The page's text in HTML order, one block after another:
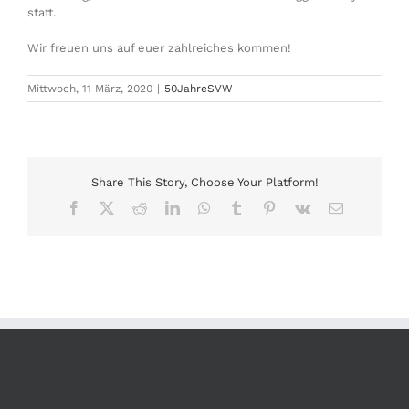
statt.
Wir freuen uns auf euer zahlreiches kommen!
Mittwoch, 11 März, 2020 | 50JahreSVW
Share This Story, Choose Your Platform!
Facebook RedditLinkedInWhatsApp
Tumblr Pinterest
Vk
E-